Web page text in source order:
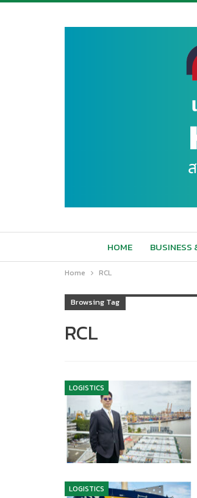
HOME BUSINESS
Home RCL
Browsing Tag
RCL
LOGISTICS
LOGISTICS